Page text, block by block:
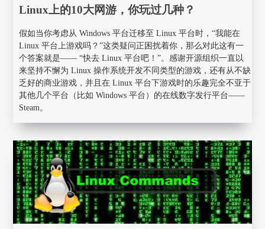
Linux上的10大网游，你玩过几种？
假如当你考虑从 Windows 平台迁移至 Linux 平台时，“我能在
Linux 平台上游戏吗？”这类疑问正困扰着你，那么对此这有一
个答案就是—— “快去 Linux 平台吧！”。感谢开源组织一直以
来坚持不懈为 Linux 操作系统开发不同类型的游戏，还有从不缺
乏好的商业游戏，并且在 Linux 平台下游戏时的乐趣完全不亚于
其他几个平台（比如 Windows 平台）的在线数字发行平台——
Steam。